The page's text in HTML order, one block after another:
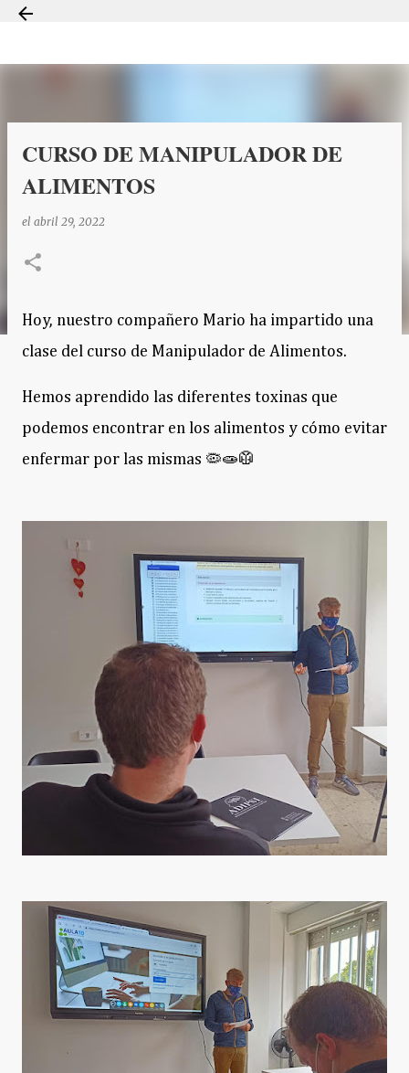
CURSO DE MANIPULADOR DE
ALIMENTOS
el abril 29, 2022
Hoy, nuestro compañero Mario ha impartido una
clase del curso de Manipulador de Alimentos.
Hemos aprendido las diferentes toxinas que
podemos encontrar en los alimentos y cómo evitar
enfermar por las mismas 🦠🧫🥼